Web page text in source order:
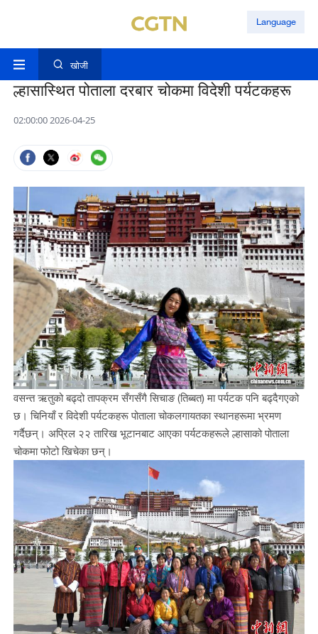
Language
खोजी
ल्हासास्थित पोताला दरबार चोकमा विदेशी पर्यटकहरू
02:00:00 2026-04-25
वसन्त ऋतुको बढ्दो तापक्रम सँगसँगै सिचाङ (तिब्बत) मा पर्यटक पनि बढ्दैगएको
छ। चिनियाँ र विदेशी पर्यटकहरू पोताला चोकलगायतका स्थानहरूमा भ्रमण
गर्दैछन्। अप्रिल २२ तारिख भूटानबाट आएका पर्यटकहरूले ल्हासाको पोताला
चोकमा फोटो खिचेका छन्।